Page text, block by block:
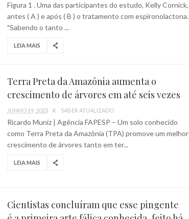
Figura 1 . Uma das participantes do estudo, Kelly Cornick,
antes ( A ) e após ( B ) o tratamento com espironolactona.
"Sabendo o tanto ...
LEIA MAIS
Terra Preta da Amazônia aumenta o
crescimento de árvores em até seis vezes
JUNHO 19, 2023 X SABER ATUALIZADO
Ricardo Muniz | Agência FAPESP – Um solo conhecido
como Terra Preta da Amazônia (TPA) promove um melhor
crescimento de árvores tanto em ter...
LEIA MAIS
Cientistas concluíram que esse pingente